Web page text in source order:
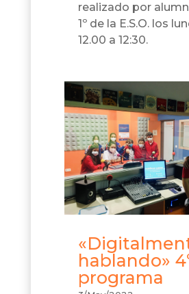
realizado por
1º de la E.S.O. los
12.00 a 12:30.
hablando»
programa